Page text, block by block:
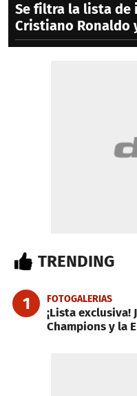
Se filtra la lista de
Cristiano Ronaldo
TRENDING
1 FOTOGALERIAS
¡Lista exclusiva!
Champions y la